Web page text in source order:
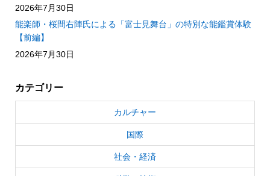
2026年7月30日
能楽師・桜間右陣氏による「富士見舞台」の特別な能鑑賞体験
【前編】
2026年7月30日
カテゴリー
カルチャー
国際
社会・経済